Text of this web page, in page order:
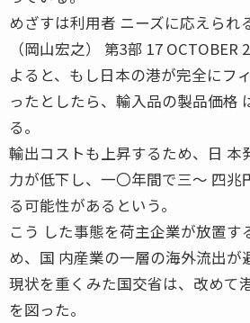
めざすは利用者 ニーズに応えられ
（岡山宏之） 第3部 17 OCTOBER
よると、もし日本の港が完全にフ
ったとしたら、輸入品の製品価格
る。
輸出コストも上昇するため、日 本
力が低下し、一〇年間で三〜 四兆
る可能性があるという。
こう した事態を荷主企業が放置す
め、国 内産業の一層の海外流出が
現状を重くみた国交省は、改めて
を図った。